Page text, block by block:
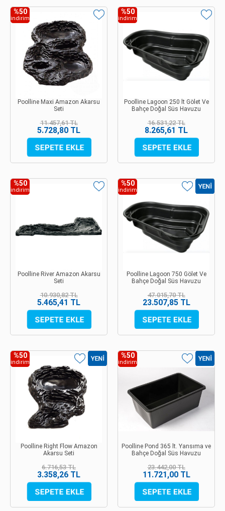
%50
indirim
Poolline Maxi Amazon Akarsu
Seti
11.457,61 TL
5.728,80 TL
%50
indirim
Poolline Lagoon 250 lt Gölet Ve
Bahçe Doğal Süs Havuzu
16.531,22 TL
8.265,61 TL
%50
indirim
Poolline River Amazon Akarsu
Seti
10.930,82 TL
5.465,41 TL
%50
indirim
Poolline Lagoon 750 Gölet Ve
Bahçe Doğal Süs Havuzu
47.015,70 TL
23.507,85 TL
%50
indirim
Poolline Right Flow Amazon
Akarsu Seti
6.716,53 TL
3.358,26 TL
%50
indirim
Poolline Pond 365 lt. Yansıma ve
Bahçe Doğal Süs Havuzu
23.442,00 TL
11.721,00 TL